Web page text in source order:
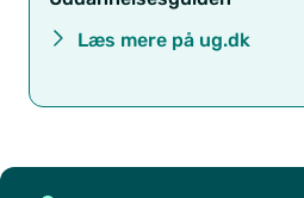
Læs mere på ug.dk